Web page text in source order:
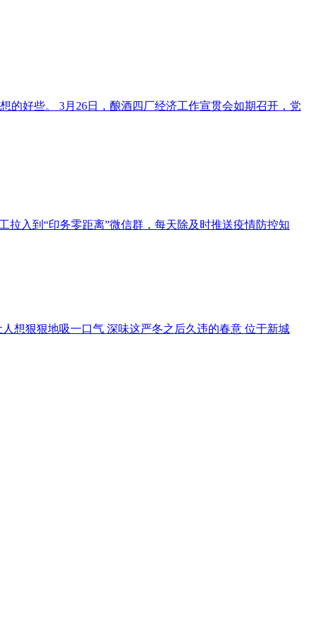
的好些。 3月26日，酿酒四厂经济工作宣贯会如期召开，党
入到“印务零距离”微信群，每天除及时推送疫情防控知
想狠狠地吸一口气 深味这严冬之后久违的春意 位于新城